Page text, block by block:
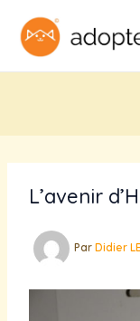
contenu
L’avenir
Par Didier